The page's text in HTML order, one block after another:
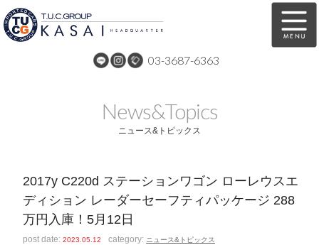
03-3687-6363
全国納車 特別作業
注文販売
News&Topics
ニュース&トピックス
2017y C220d ステーションワゴン ローレウスエ
ディション レーダーセーフティパッケージ 288
万円入庫！5月12日
post date:2023.05.12 category: ニュース&トピックス